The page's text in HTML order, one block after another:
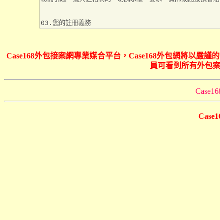
Case168外包接案網專業媒合平台，Case168外包網將以嚴
員可看到所有外包